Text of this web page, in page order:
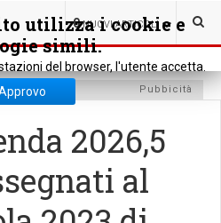
utilizza i cookie e
simili.
del browser, l'utente accetta.
0 NUOVI ARTICOLI
REGIONALE
Pubbicità
2026,5
al